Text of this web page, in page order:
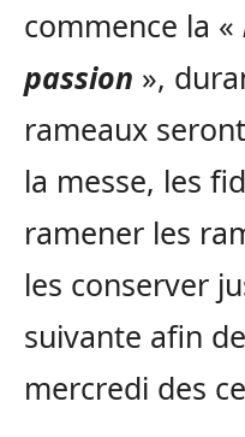
commence la «
passion »,
rameaux
la messe, les
ramener les
les conserver
suivante afin
mercredi des